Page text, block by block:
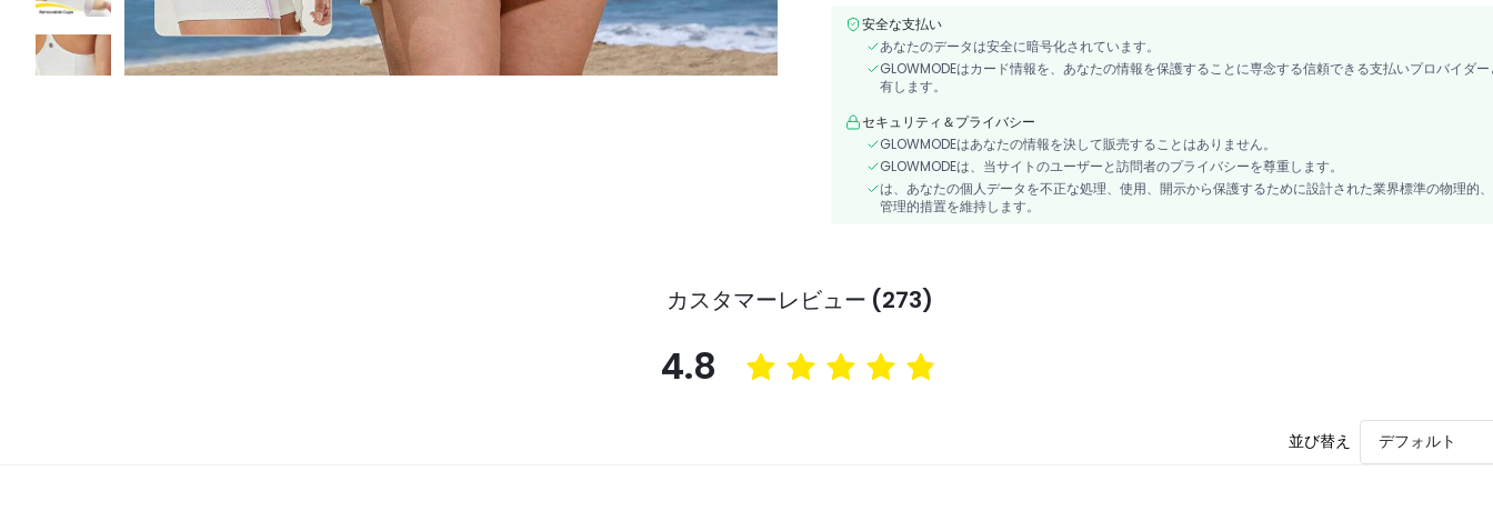
安全な支払い
あなたのデータは安全に暗号化されています。
GLOWMODEはカード情報を、あなたの情報を保護することに専念する信頼できる支払いプロバイダ
有します。
セキュリティ＆プライバシー
GLOWMODEはあなたの情報を決して販売することはありません。
GLOWMODEは、当サイトのユーザーと訪問者のプライバシーを尊重します。
は、あなたの個人データを不正な処理、使用、開示から保護するために設計された業界標準の物理的
管理的措置を維持します。
カスタマーレビュー (273)
4.8
並び替え デフォルト